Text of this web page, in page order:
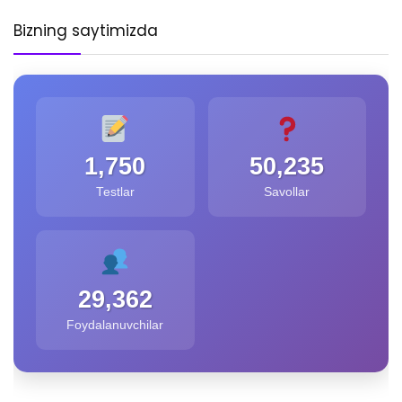
Bizning saytimizda
1,750
Testlar
50,235
Savollar
29,362
Foydalanuvchilar